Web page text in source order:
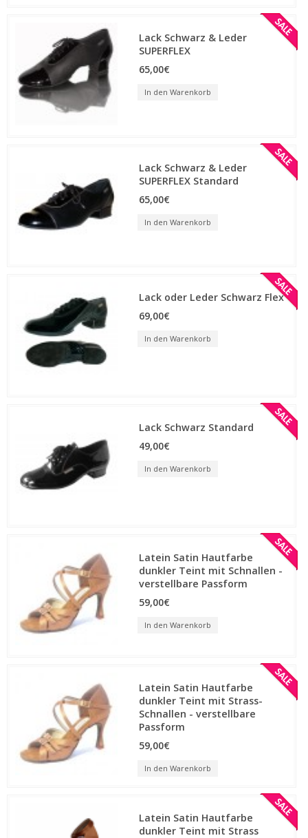
Lack Schwarz & Leder
SUPERFLEX
65,00€
In den Warenkorb
Lack Schwarz & Leder
SUPERFLEX Standard
65,00€
In den Warenkorb
Lack oder Leder Schwarz Flex
69,00€
In den Warenkorb
Lack Schwarz Standard
49,00€
In den Warenkorb
Latein Satin Hautfarbe
dunkler Teint mit Schnallen -
verstellbare Passform
59,00€
In den Warenkorb
Latein Satin Hautfarbe
dunkler Teint mit Strass-
Schnallen - verstellbare
Passform
59,00€
In den Warenkorb
Latein Satin Hautfarbe
dunkler Teint mit Strass